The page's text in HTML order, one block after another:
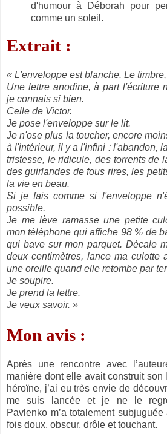
d'humour à Déborah pour
comme un soleil.
Extrait :
« L'enveloppe est blanche. Le
Une lettre anodine, à part l'écriture
je connais si bien.
Celle de Victor.
Je pose l'enveloppe sur le lit.
Je n'ose plus la toucher, encore
à l'intérieur, il y a l'infini : l'abandon,
tristesse, le ridicule, des torrents de
des guirlandes de fous rires, les
la vie en beau.
Si je fais comme si l'enveloppe
possible.
Je me lève ramasse une petite
mon téléphone qui affiche 98 % de
qui bave sur mon parquet. Décale
deux centimètres, lance ma culotte
une oreille quand elle retombe par
Je soupire.
Je prend la lettre.
Je veux savoir. »
Mon avis :
Après une rencontre avec
manière dont elle avait construit son
héroïne, j’ai eu très envie de
me suis lancée et je ne le
Pavlenko m’a totalement
fois doux, obscur, drôle et touchant.